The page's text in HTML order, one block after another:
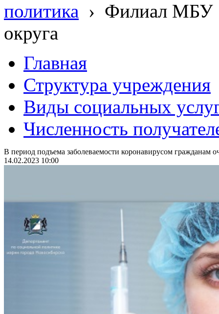
политика › Филиал МБУ
округа
Главная
Структура учреждения
Виды социальных
Численность
В период подъема заболеваемости коронавирусом гражданам
14.02.2023 10:00